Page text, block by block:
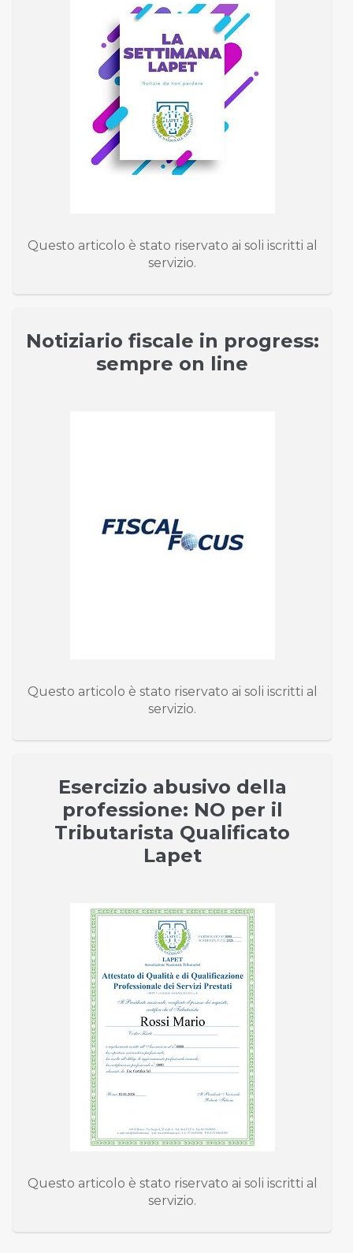
Questo articolo è stato riservato ai soli iscritti al
servizio.
Notiziario fiscale in progress:
sempre on line
Questo articolo è stato riservato ai soli iscritti al
servizio.
Esercizio abusivo della
professione: NO per il
Tributarista Qualificato
Lapet
Questo articolo è stato riservato ai soli iscritti al
servizio.